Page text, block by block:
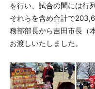
を行い、試合の間には行
それらを含め合計で
務部部長から吉田市長（
お渡しいたしました。